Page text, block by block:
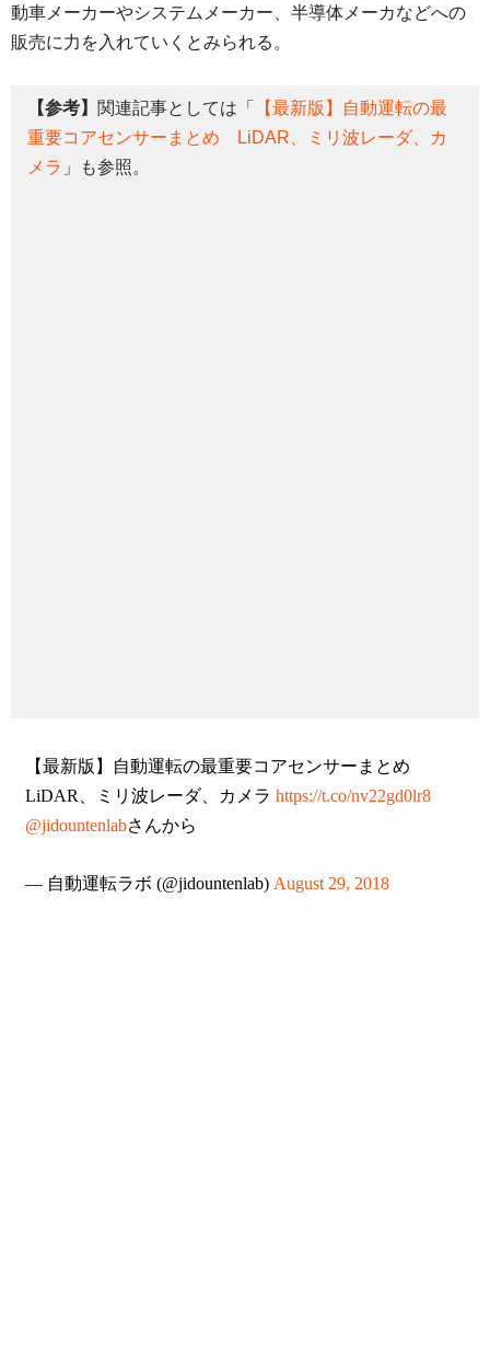
動車メーカーやシステムメーカー、半導体メーカなどへの
販売に力を入れていくとみられる。
【参考】 関連記事としては「
【最新版】自動運転の最
重要コアセンサーまとめ LiDAR、ミリ波レーダ、カ
メラ 」も参照。
【最新版】自動運転の最重要コアセンサーまとめ
LiDAR、ミリ波レーダ、カメラ https://t.co/nv22gd0lr8
@jidountenlabさんから
— 自動運転ラボ (@jidountenlab) August 29, 2018